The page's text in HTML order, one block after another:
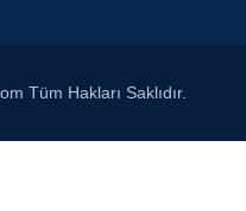
Tüm Hakları Saklıdır.